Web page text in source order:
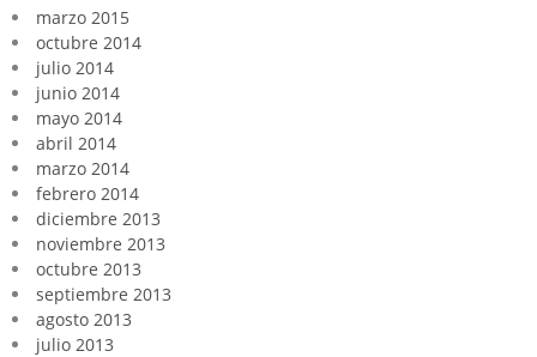
marzo 2015
octubre 2014
julio 2014
junio 2014
mayo 2014
abril 2014
marzo 2014
febrero 2014
diciembre 2013
noviembre 2013
octubre 2013
septiembre 2013
agosto 2013
julio 2013